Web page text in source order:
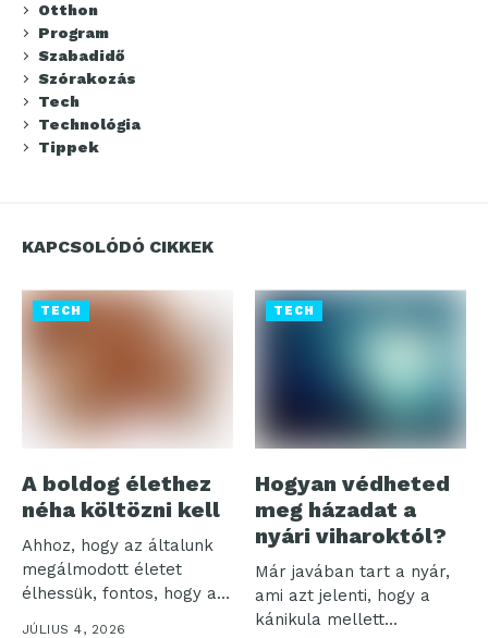
Otthon
Program
Szabadidő
Szórakozás
Tech
Technológia
Tippek
KAPCSOLÓDÓ CIKKEK
TECH
A boldog élethez
néha költözni kell
Ahhoz, hogy az általunk
megálmodott életet
élhessük, fontos, hogy a
mindennapjainkat a...
JÚLIUS 4, 2026
TECH
Hogyan védheted
meg házadat a
nyári viharoktól?
Már javában tart a nyár,
ami azt jelenti, hogy a
kánikula mellett...